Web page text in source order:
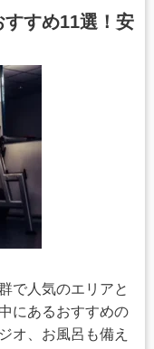
すすめ11選！安
で人気のエリアと
にあるおすすめの
オ、お風呂も備え